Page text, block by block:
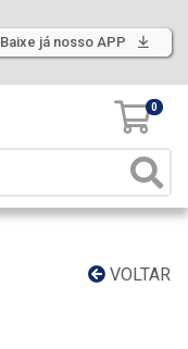
Baixe já nosso APP
0
VOLTAR